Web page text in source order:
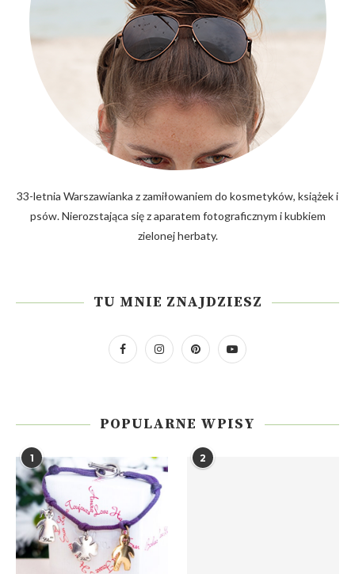
33-letnia Warszawianka z zamiłowaniem do kosmetyków, książek i
psów. Nierozstająca się z aparatem fotograficznym i kubkiem
zielonej herbaty.
TU MNIE ZNAJDZIESZ
POPULARNE WPISY
1 2